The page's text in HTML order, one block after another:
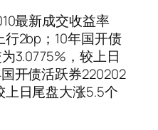
最新成交收益率
2bp；10年国开债
3.0775%，较上日
开债活跃券220202
日尾盘大涨5.5个